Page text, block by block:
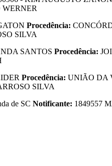
WERNER
Procedência:
SILVA
SANTOS Procedência:
Procedência: UNIÃO DA
SILVA
de SC Notificante: 1849557